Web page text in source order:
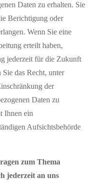
Daten zu erhalten. Sie
Berichtigung oder
Wenn Sie eine
erteilt haben,
jederzeit für die Zukunft
das Recht, unter
der
Daten zu
Ihnen ein
Aufsichtsbehörde
zum Thema
jederzeit an uns